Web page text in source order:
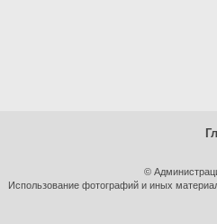
©
Использование фотографий и иных